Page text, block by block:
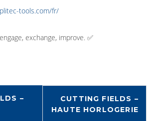
tools.com/fr/
exchange, improve. ✅
–
CUTTING FIELDS –
HAUTE HORLOGERIE